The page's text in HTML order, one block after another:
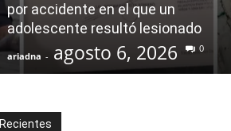
por accidente en el que un
adolescente resultó lesionado
ariadna - agosto 6, 2026 0
Recientes